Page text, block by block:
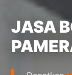
JASA